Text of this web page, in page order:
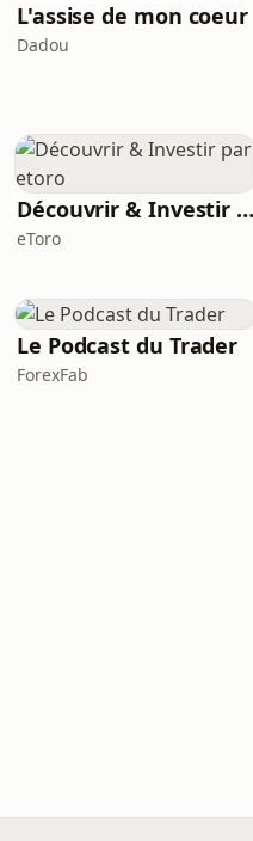
L'assise de mon coeur
Dadou
Découvrir & Investir par etoro
eToro
Le Podcast du Trader
ForexFab